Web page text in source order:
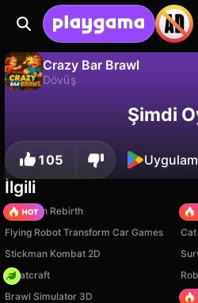
Crazy Bar Brawl
Dövüş
İlerlemeyi kaydet!
Şimdi
105
İlgili
Stickman Rebirth
Flying Robot Transform Car Games
Stickman Kombat 2D
Whatcraft
Brawl Simulator 3D